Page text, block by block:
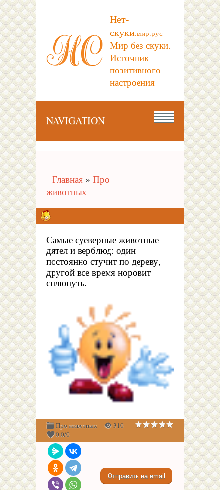
Нет-
скуки.мир.рус
Мир без скуки.
Источник
позитивного
настроения
NAVIGATION
Главная » Про
животных
Самые суеверные животные –
дятел и верблюд: один
постоянно стучит по дереву,
другой все время норовит
сплюнуть.
Про животных
310
0.0/0